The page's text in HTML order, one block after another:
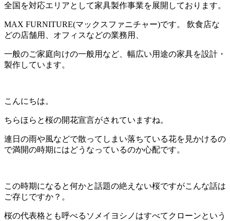
全国を対応エリアとして家具製作事業を展開しております。
MAX FURNITURE(マックスファニチャー)です。 飲食店な
どの店舗用、オフィスなどの業務用、
一般のご家庭向けの一般用など、幅広い用途の家具を設計・
製作しています。
こんにちは。
ちらほらと桜の開花宣言がされていますね。
連日の雨や風などで散ってしまい落ちている花を見かけるの
で満開の時期にはどうなっているのか心配です。
この時期になると何かと話題の絶えない桜ですがこんな話は
ご存じですか？。
桜の代表格とも呼べるソメイヨシノはすべてクローンという